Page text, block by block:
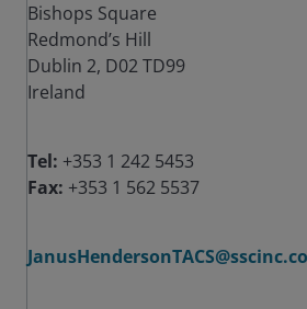
Bishops Square
Redmond’s Hill
Dublin 2, D02 TD99
Ireland
Tel: +353 1 242 5453
Fax: +353 1 562 5537